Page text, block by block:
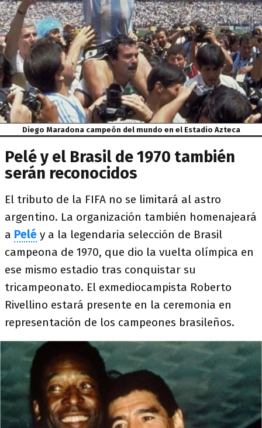
Diego Maradona campeón del mundo en el Estadio Azteca
Pelé y el Brasil de 1970 también
serán reconocidos
El tributo de la FIFA no se limitará al astro
argentino. La organización también homenajeará
a Pelé y a la legendaria selección de Brasil
campeona de 1970, que dio la vuelta olímpica en
ese mismo estadio tras conquistar su
tricampeonato. El exmediocampista Roberto
Rivellino estará presente en la ceremonia en
representación de los campeones brasileños.